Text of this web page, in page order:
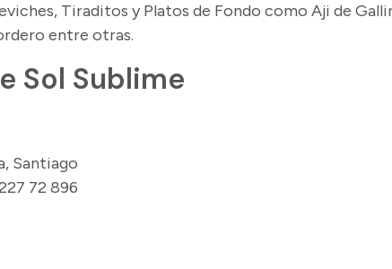
Tiraditos y Platos de Fondo como Aji de
entre otras.
Sol Sublime
Santiago
72 896